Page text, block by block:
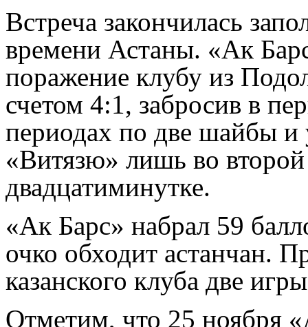
Встреча закончилась
времени Астаны. «Ак
поражение клубу из
счетом 4:1, забросив в
периодах по две шайбы и
«Витязю» лишь во второй
двадцатиминутке.
«Ак Барс» набрал 59
очко обходит астанчан.
казанского клуба две
Отметим, что 25 ноября